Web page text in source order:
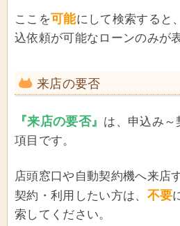
ここを可能にして検索すると
込依頼が可能なローンのみが
来店の要否
『来店の要否』 は、申込み～
項目です。
店頭窓口や自動契約機へ来店
契約・利用したい方は、 不要
索してください。